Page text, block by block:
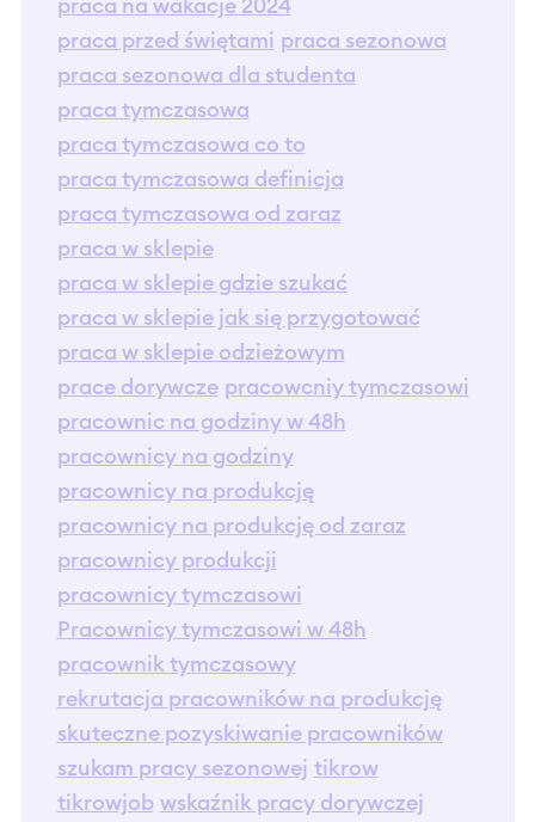
praca na wakacje 2024
praca przed świętami praca sezonowa
praca sezonowa dla studenta
praca tymczasowa
praca tymczasowa co to
praca tymczasowa definicja
praca tymczasowa od zaraz
praca w sklepie
praca w sklepie gdzie szukać
praca w sklepie jak się przygotować
praca w sklepie odzieżowym
prace dorywcze pracowcniy tymczasowi
pracownic na godziny w 48h
pracownicy na godziny
pracownicy na produkcję
pracownicy na produkcję od zaraz
pracownicy produkcji
pracownicy tymczasowi
Pracownicy tymczasowi w 48h
pracownik tymczasowy
rekrutacja pracowników na produkcję
skuteczne pozyskiwanie pracowników
szukam pracy sezonowej tikrow
tikrowjob wskaźnik pracy dorywczej